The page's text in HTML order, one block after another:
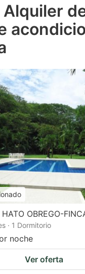
OBREGO-
· 1 Dormitorio
noche
Ver oferta